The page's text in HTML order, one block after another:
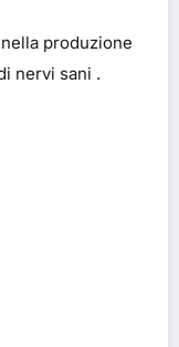
produzione
nervi sani .